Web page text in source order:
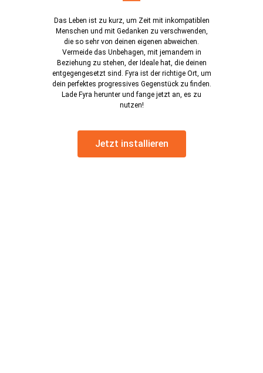
Das Leben ist zu kurz, um Zeit mit inkompatiblen
Menschen und mit Gedanken zu verschwenden,
die so sehr von deinen eigenen abweichen.
Vermeide das Unbehagen, mit jemandem in
Beziehung zu stehen, der Ideale hat, die deinen
entgegengesetzt sind. Fyra ist der richtige Ort, um
dein perfektes progressives Gegenstück zu finden.
Lade Fyra herunter und fange jetzt an, es zu
nutzen!
Jetzt installieren